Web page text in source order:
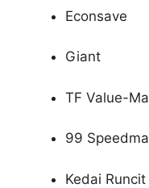
Econsave
Giant
TF Value-
99
Kedai